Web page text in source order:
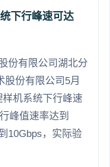
下行峰速可达
份有限公司湖北分
股份有限公司5月
机系统下行峰速
峰值速率达到
10Gbps，实际验